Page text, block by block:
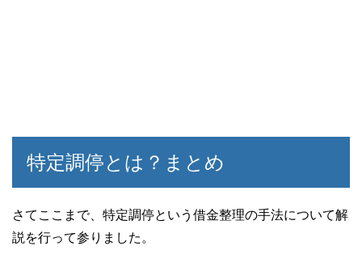
特定調停とは？まとめ
さてここまで、特定調停という借金整理の手法について解
説を行って参りました。